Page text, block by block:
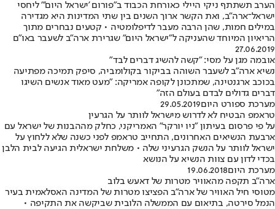
הערב תשתתף ניקי היילי כאורחת הכבוד ב"פורום 'ישראל היום'" ליחסי
ישראל־ארה"ב, ואת הקשר ארוך השנים בין שתי המדינות היא מגדירה
במילים חמות, שהן הרבה מעבר לדיפלומטיה • קטעים נבחרים מתוך
הריאיון המיוחד שהעניקה ל"ישראל היום" שגרירת ארה"ב לשעבר באו"ם
27.06.2019
אובמה מגן על מסי: "קשה להשיג דברים לבד"
נשיא ארה"ב לשעבר השוהה בביקור בקולומביה, סיפק תמיכה מפתיעה
בכוכב ארגנטינה, שמתכונן לקופה אמריקה: "מעט מאוד אנשים השיגו
דברים גדולים לבדם בעולם הזה"
מערכת ספורט היום29.05.2019
טראמפ הבטיח לא לדרוש מישראל לוותר על הגרעין
על פי פרסום בעיתון "ניו יורקר" האמריקני, כחלק מההבנות של ישראל עם
ארבעת הנשיאים האחרונים, התחייב טראמפ לפני כשנה שלא ללחוץ על
ישראל לוותר על הנשק הגרעיני שלה • משלחת ישראלית הגיעה לבית הלבן
בכדי לדון עם צוות הנשיא על הנושא
מערכת היום19.06.2018
ארה"ב תקפה מהאוויר מטרות של דאעש בלוב
מטוסי חיל האוויר של ארה"ב הפציצו מטרות של המדינה האסלאמית בעיר
הנמל סירטה, בתיאום עם הממשלה הלובית שביקשה את התקיפה •